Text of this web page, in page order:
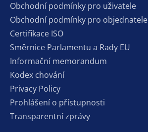
Obchodní podmínky pro uživatele
Obchodní podmínky pro objednatele
Certifikace ISO
Směrnice Parlamentu a Rady EU
Informační memorandum
Kodex chování
Privacy Policy
Prohlášení o přístupnosti
Transparentní zprávy